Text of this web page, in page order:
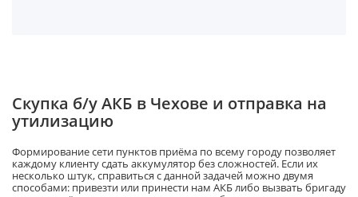
Скупка б/уАКБ в Чехове и отправка на
утилизацию
Формирование сети пунктов приёма по всему городу позволяет
каждому клиенту сдать аккумулятор без сложностей. Если их
несколько штук, справиться с данной задачей можно двумя
способами: привезти или принести нам АКБ либо вызвать бригаду